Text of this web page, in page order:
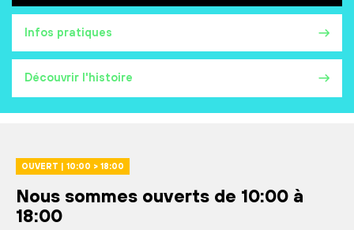
Infos pratiques
Découvrir l'histoire
OUVERT | 10:00 > 18:00
Nous sommes ouverts de 10:00 à
18:00